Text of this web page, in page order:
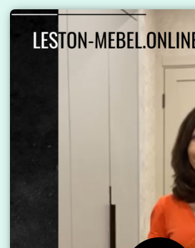
Почти всегда можем предложить
выгоду 30‑40%, за счет 8‑летнего